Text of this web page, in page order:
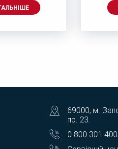
69000, м.
пр. 23.
0 800 301 400